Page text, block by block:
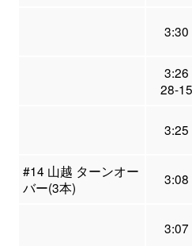
3:30
3:26
28-15
3:25
#14 山越 ターンオー
バー(3本)
3:08
3:07